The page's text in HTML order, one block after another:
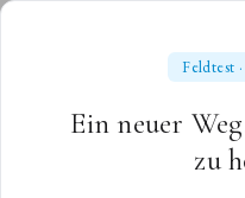
NEUES
für
Feldtest
Ein neuer
zu